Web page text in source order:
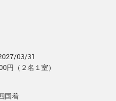
03/31
円（２名１室）
国着